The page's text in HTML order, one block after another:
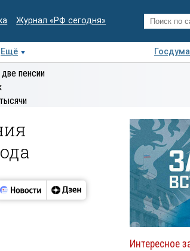
Журнал «РФ сегодня»
Ещё Госдума
Деловая
пенсии
Интересное